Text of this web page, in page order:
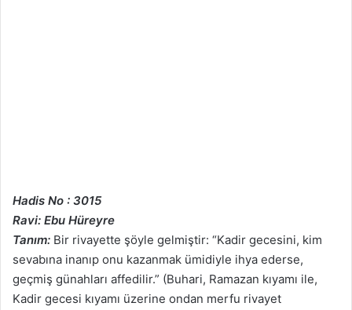
Hadis No : 3015
Ravi: Ebu Hüreyre
Tanım: Bir rivayette şöyle gelmiştir: “Kadir gecesini, kim
sevabına inanıp onu kazanmak ümidiyle ihya ederse,
geçmiş günahları affedilir.” (Buhari, Ramazan kıyamı ile,
Kadir gecesi kıyamı üzerine ondan merfu rivayet